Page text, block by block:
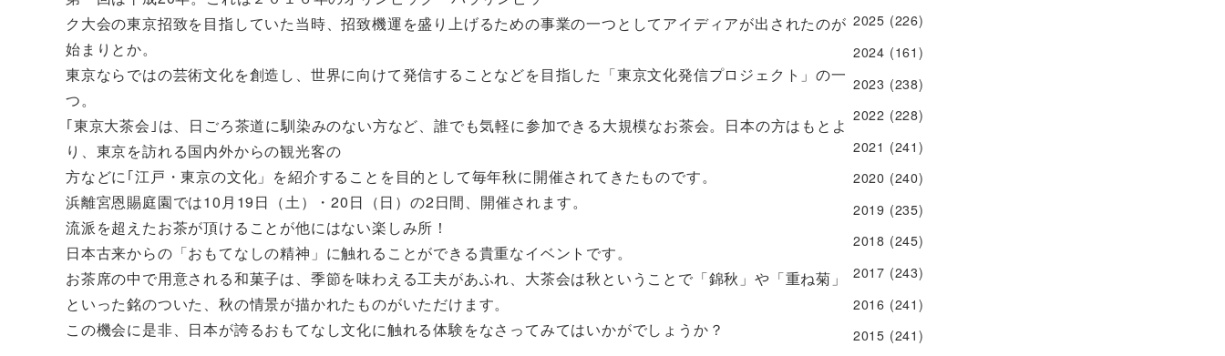
ク大会の東京招致を目指していた当時、招致機運を盛り上げるための事業の一つとしてアイディアが出されたのが
始まりとか。
東京ならではの芸術文化を創造し、世界に向けて発信することなどを目指した「東京文化発信プロジェクト」の一
つ。
｢東京大茶会｣は、日ごろ茶道に馴染みのない方など、誰でも気軽に参加できる大規模なお茶会。日本の方はもとよ
り、東京を訪れる国内外からの観光客の
方などに｢江戸・東京の文化」を紹介することを目的として毎年秋に開催されてきたものです。
浜離宮恩賜庭園では10月19日（土）・20日（日）の2日間、開催されます。
流派を超えたお茶が頂けることが他にはない楽しみ所！
日本古来からの「おもてなしの精神」に触れることができる貴重なイベントです。
お茶席の中で用意される和菓子は、季節を味わえる工夫があふれ、大茶会は秋ということで「錦秋」や「重ね菊」
といった銘のついた、秋の情景が描かれたものがいただけます。
この機会に是非、日本が誇るおもてなし文化に触れる体験をなさってみてはいかがでしょうか？
2025 (226)
2024 (161)
2023 (238)
2022 (228)
2021 (241)
2020 (240)
2019 (235)
2018 (245)
2017 (243)
2016 (241)
2015 (241)